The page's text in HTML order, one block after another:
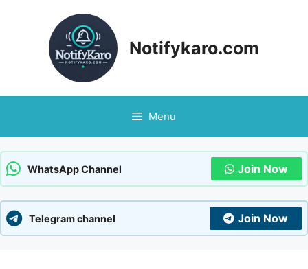
Notifykaro.com
Menu
WhatsApp Channel Join Now
Telegram channel Join Now